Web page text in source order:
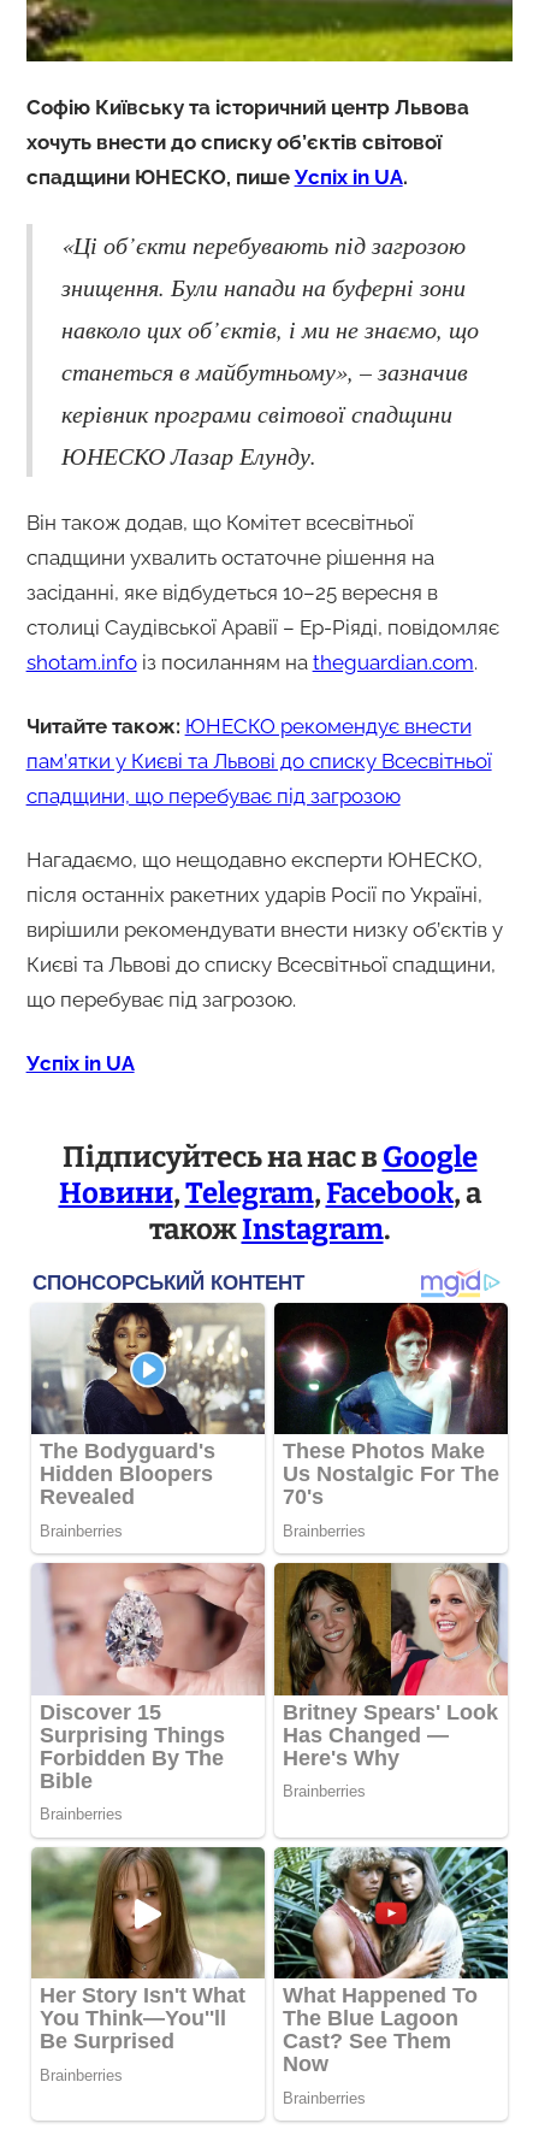
Софію Київську та історичний центр Львова
хочуть внести до списку об’єктів світової
спадщини ЮНЕСКО, пише Успіх in UA.
«Ці об’єкти перебувають під загрозою
знищення. Були напади на буферні зони
навколо цих об’єктів, і ми не знаємо, що
станеться в майбутньому», – зазначив
керівник програми світової спадщини
ЮНЕСКО Лазар Елунду.
Він також додав, що Комітет всесвітньої
спадщини ухвалить остаточне рішення на
засіданні, яке відбудеться 10–25 вересня в
столиці Саудівської Аравії – Ер-Ріяді, повідомляє
shotam.infoіз посиланням на theguardian.com.
Читайте також: ЮНЕСКО рекомендує внести
пам’ятки у Києві та Львові до списку Всесвітньої
спадщини, що перебуває під загрозою
Нагадаємо, що нещодавно експерти ЮНЕСКО,
після останніх ракетних ударів Росії по Україні,
вирішили рекомендувати внести низку об’єктів у
Києві та Львові до списку Всесвітньої спадщини,
що перебуває під загрозою.
Успіх in UA
Підписуйтесь на нас вGoogle
Новини,Telegram,Facebook, а
такожInstagram.